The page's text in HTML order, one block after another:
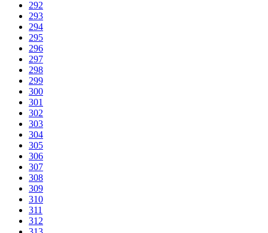
292
293
294
295
296
297
298
299
300
301
302
303
304
305
306
307
308
309
310
311
312